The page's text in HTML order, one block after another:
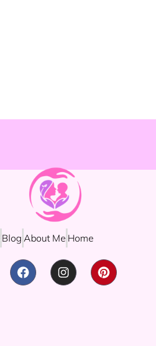
Home
About Me
Blog